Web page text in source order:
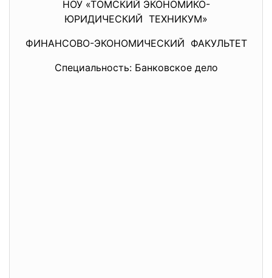
НОУ «ТОМСКИЙ ЭКОНОМИКО-
ЮРИДИЧЕСКИЙ ТЕХНИКУМ»
ФИНАНСОВО-ЭКОНОМИЧЕСКИЙ ФАКУЛЬТЕТ
Специальность: Банковское дело